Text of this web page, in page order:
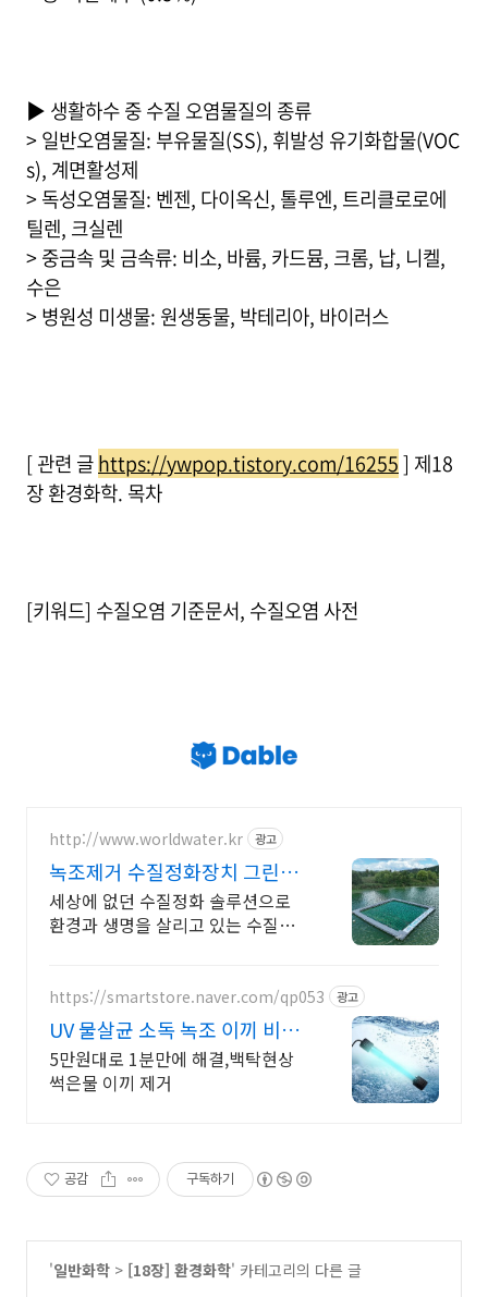
▶ 생활하수 중 수질 오염물질의 종류
> 일반오염물질: 부유물질(SS), 휘발성 유기화합물(VOC
s), 계면활성제
> 독성오염물질: 벤젠, 다이옥신, 톨루엔, 트리클로로에
틸렌, 크실렌
> 중금속 및 금속류: 비소, 바륨, 카드뮴, 크롬, 납, 니켈,
수은
> 병원성 미생물: 원생동물, 박테리아, 바이러스
[ 관련 글https://ywpop.tistory.com/16255] 제18
장 환경화학. 목차
[키워드] 수질오염 기준문서, 수질오염 사전
http://www.worldwater.kr 광고
녹조제거 수질정화장치 그린볼
친환경 녹조제거 전문 기업
세상에 없던 수질정화 솔루션으로
환경과 생명을 살리고 있는 수질정
https://smartstore.naver.com/qp053 광고
UV 물살균 소독 녹조 이끼 비싸
고 복잡한거 하지 마세요
5만원대로 1분만에 해결,백탁현상
썩은물 이끼 제거
공감 구독하기
'일반화학 > [18장] 환경화학' 카테고리의 다른 글